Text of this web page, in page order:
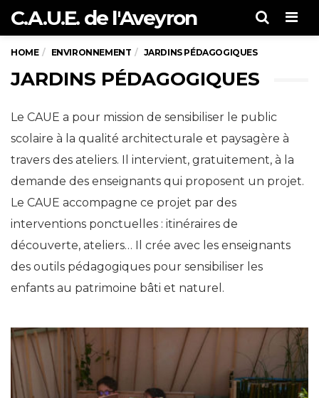
C.A.U.E. de l'Aveyron
HOME ENVIRONNEMENT JARDINS PÉDAGOGIQUES
JARDINS PÉDAGOGIQUES
Le CAUE a pour mission de sensibiliser le public
scolaire à la qualité architecturale et paysagère à
travers des ateliers. Il intervient, gratuitement, à la
demande des enseignants qui proposent un projet.
Le CAUE accompagne ce projet par des
interventions ponctuelles : itinéraires de
découverte, ateliers… Il crée avec les enseignants
des outils pédagogiques pour sensibiliser les
enfants au patrimoine bâti et naturel.